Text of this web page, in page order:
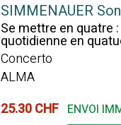
SIMMENAUER
Se mettre en quatre
quotidienne en
Concerto
ALMA
25.30 CHF ENVOI